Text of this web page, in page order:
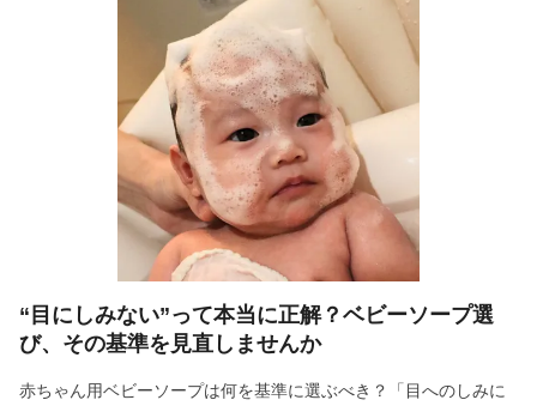
“目にしみない”って本当に正解？ベビーソープ選
び、その基準を見直しませんか
赤ちゃん用ベビーソープは何を基準に選ぶべき？「目へのしみに